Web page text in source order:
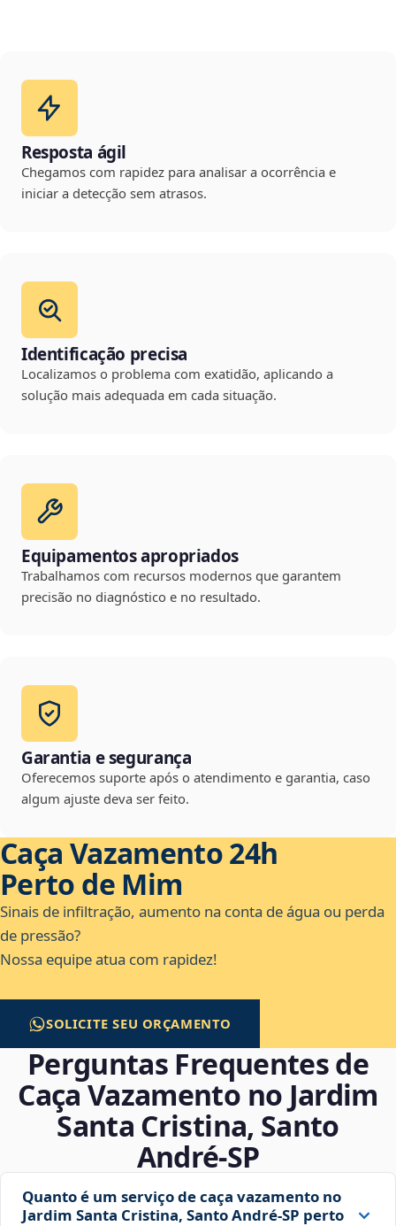
Resposta ágil
Chegamos com rapidez para analisar a ocorrência e
iniciar a detecção sem atrasos.
Identificação precisa
Localizamos o problema com exatidão, aplicando a
solução mais adequada em cada situação.
Equipamentos apropriados
Trabalhamos com recursos modernos que garantem
precisão no diagnóstico e no resultado.
Garantia e segurança
Oferecemos suporte após o atendimento e garantia, caso
algum ajuste deva ser feito.
Caça Vazamento 24h
Perto de Mim
Sinais de infiltração, aumento na conta de água ou perda
de pressão?
Nossa equipe atua com rapidez!
SOLICITE SEU ORÇAMENTO
Perguntas Frequentes de
Caça Vazamento no Jardim
Santa Cristina, Santo
André‑SP
Quanto é um serviço de caça vazamento no
Jardim Santa Cristina, Santo André‑SP perto